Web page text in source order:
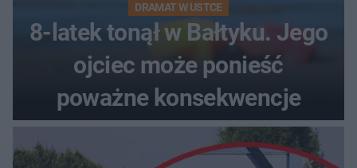
DRAMAT W USTCE
8-latek tonął w Bałtyku. Jego
ojciec może ponieść
poważne konsekwencje